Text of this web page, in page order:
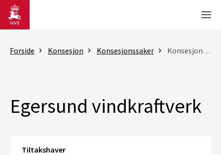
Gå til hovedinnhold
Forside Konsesjon Konsesjonssaker Konsesjonssak
Egersund vindkraftverk
Tiltakshaver